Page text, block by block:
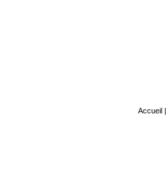
Accueil |